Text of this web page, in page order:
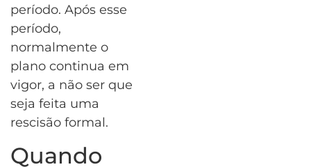
período. Após esse
período,
normalmente o
plano continua em
vigor, a não ser que
seja feita uma
rescisão formal.
Quando